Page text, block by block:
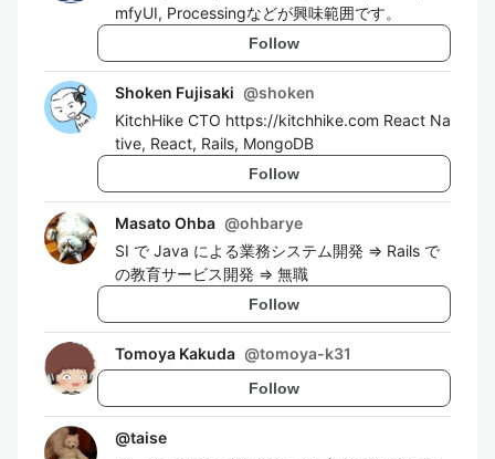
mfyUI, Processingなどが興味範囲です。
Follow
Shoken Fujisaki @shoken
KitchHike CTO https://kitchhike.com React Na
tive, React, Rails, MongoDB
Follow
Masato Ohba @ohbarye
SI で Java による業務システム開発 => Rails で
の教育サービス開発 => 無職
Follow
Tomoya Kakuda @tomoya-k31
Follow
@taise